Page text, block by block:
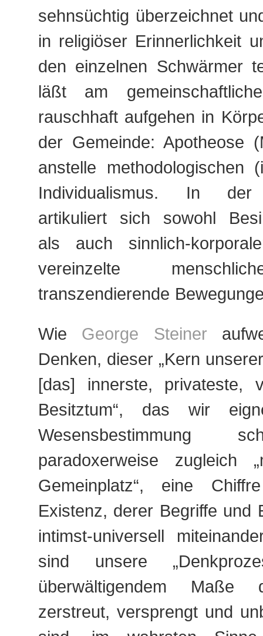
sehnsüchtig überzeichnet
in religiöser Erinnerlichkeit
den einzelnen Schwärmer
läßt am
rauschhaft aufgehen in
der Gemeinde: Apotheose
anstelle methodologischen
Individualismus. In der
artikuliert sich sowohl
als auch sinnlich-
vereinzelte
transzendierende
Wie George Steiner
Denken, dieser „Kern
[das] innerste, privateste,
Besitztum“, das wir
Wesensbestimmung
paradoxerweise zugleich
Gemeinplatz“, eine
Existenz, derer Begriffe und
intimst-universell
sind unsere
überwältigendem Maße
zerstreut, versprengt und